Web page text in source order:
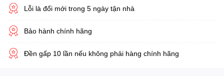
Lỗi là đổi mới trong 5 ngày tận nhà
Bảo hành chính hãng
Đền gấp 10 lần nếu không phải hàng chính hãng